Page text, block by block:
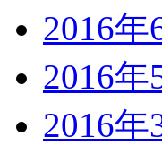
2016年
2016年
2016年